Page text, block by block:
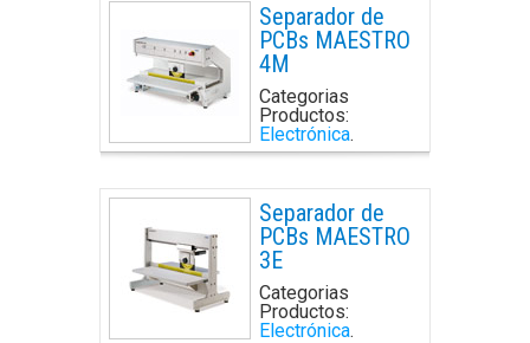
Separador de
PCBs MAESTRO
4M
Categorias
Productos:
Electrónica.
Separador de
PCBs MAESTRO
3E
Categorias
Productos:
Electrónica.